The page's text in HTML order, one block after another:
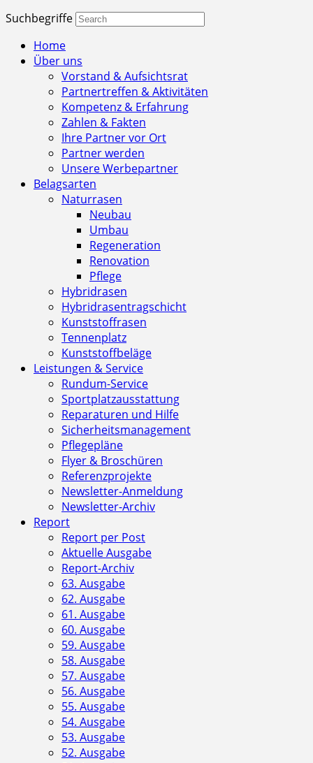
Suchbegriffe
Home
Über uns
Vorstand & Aufsichtsrat
Partnertreffen & Aktivitäten
Kompetenz & Erfahrung
Zahlen & Fakten
Ihre Partner vor Ort
Partner werden
Unsere Werbepartner
Belagsarten
Naturrasen
Neubau
Umbau
Regeneration
Renovation
Pflege
Hybridrasen
Hybridrasentragschicht
Kunststoffrasen
Tennenplatz
Kunststoffbeläge
Leistungen & Service
Rundum-Service
Sportplatzausstattung
Reparaturen und Hilfe
Sicherheitsmanagement
Pflegepläne
Flyer & Broschüren
Referenzprojekte
Newsletter-Anmeldung
Newsletter-Archiv
Report
Report per Post
Aktuelle Ausgabe
Report-Archiv
63. Ausgabe
62. Ausgabe
61. Ausgabe
60. Ausgabe
59. Ausgabe
58. Ausgabe
57. Ausgabe
56. Ausgabe
55. Ausgabe
54. Ausgabe
53. Ausgabe
52. Ausgabe